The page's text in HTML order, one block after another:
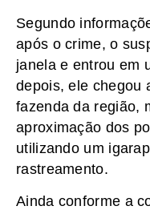
Segundo
após o crime, o
janela e entrou em
depois, ele chegou
fazenda da região,
aproximação dos
utilizando um
rastreamento.
Ainda conforme a